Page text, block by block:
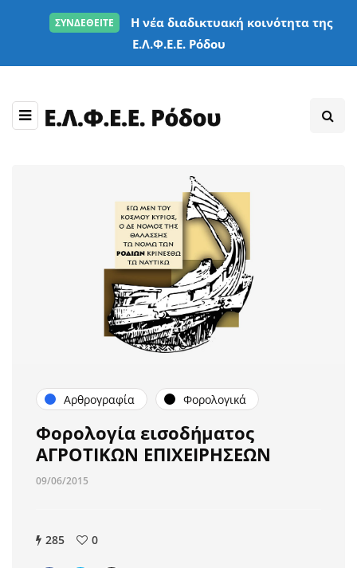
ΣΥΝΔΕΘΕΙΤΕ
Η νέα διαδικτυακή κοινότητα της
Ε.Λ.Φ.Ε.Ε. Ρόδου
Αρθρογραφία Φορολογικά
Φορολογία εισοδήματος
ΑΓΡΟΤΙΚΩΝ ΕΠΙΧΕΙΡΗΣΕΩΝ
09/06/2015
285 0